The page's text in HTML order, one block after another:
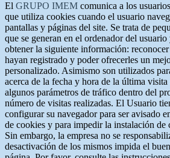
El GRUPO IMEM comunica a los
que utiliza cookies cuando el usuario
pantallas y páginas del site. Se trata de
que se generan en el ordenador del
obtener la siguiente información:
hayan registrado y poder ofrecerles un
personalizado. Asimismo son utilizados
acerca de la fecha y hora de la última
algunos parámetros de tráfico dentro del
número de visitas realizadas. El Usuario
configurar su navegador para ser avisado
de cookies y para impedir la instalación de
Sin embargo, la empresa no se
desactivación de los mismos impida el